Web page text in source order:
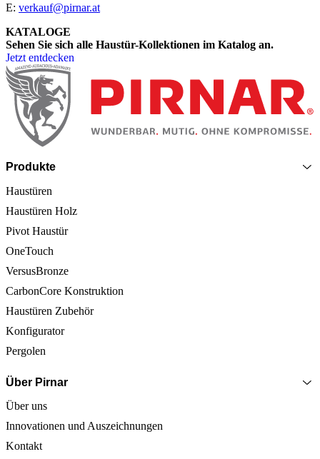
E: verkauf@pirnar.at
KATALOGE
Sehen Sie sich alle Haustür-Kollektionen im Katalog an.
Jetzt entdecken
Seitenfooter
Produkte
Haustüren
Haustüren Holz
Pivot Haustür
OneTouch
VersusBronze
CarbonCore Konstruktion
Haustüren Zubehör
Konfigurator
Pergolen
Über Pirnar
Über uns
Innovationen und Auszeichnungen
Kontakt